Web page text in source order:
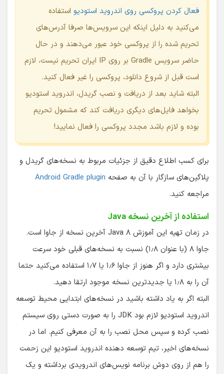
فعال کردن پروکسی روی اندروید استودیو استفاده
می‌کنید به دلیل اینکه این سرویس‌ها صرفا آدرس‌های
تحریم شده را از پروکسی خود عبور می‌دهند و در حال
حاضر سرویس Gradle بر روی IP ایران تحریم نیست، لازم
است قبل از شروع دانلود، پروکسی را غیر فعال کنید.
البته شاید بعد از دریافت و نصب گریدل، اندروید استودیو
بخواهد فایل‌های دیگری دریافت کند که مشمول تحریم
بوده و لازم باشد مجدد پروکسی را فعال نمایید!
برای کسب اطلاع دقیق از جزئیات مربوط به نسخه‌های گریدل و
پلاگین‌های سازگار با آن به صفحه Android Gradle plugin
مراجعه کنید.
استفاده از آخرین نسخه Java
در زمان تهیه این آموزش Java ۸ آخرین نسخه از جاوا است.
جاوا ۸ (با عنوان ۱٫۸) نسبت به نسخه‌های قبلی خود سرعت
بیشتری دارد و اگر هنوز از جاوا ۱٫۶ یا ۱٫۷ استفاده می‌کنید حتما
آن را به ۱٫۸ یا جدیدترین نسخه موجود ارتقا دهید.
البته اگر به یاد داشته باشید در نسخه‌های ابتدایی محیط توسعه
اندروید استودیو لازم بود JDK را به صورت دستی روی سیستم
نصب کرده و سپس محل نصب را به آن معرفی کنیم. اما در
نسخه‌های اخیر، تیم توسعه دهنده اندروید استودیو این زحمت
را هم از روی دوش برنامه نویس‌های اندرویدی برداشته و یک